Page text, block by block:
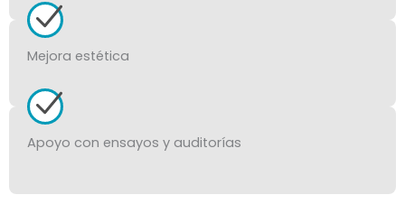
Mejora estética
Apoyo con ensayos y auditorías